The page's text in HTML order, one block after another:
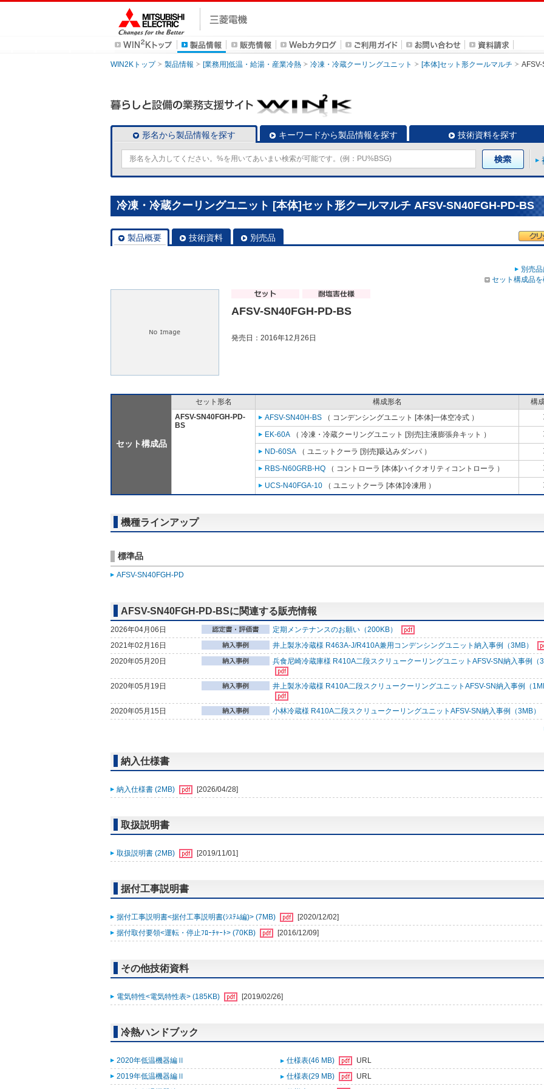
WIN2Kトップ 製品情報 [業務用]低温・給湯・産業冷熱 冷凍・冷蔵クーリングユニット [本体]セット形クールマルチ
形名から製品情報を探す キーワードから製品情報を探す 技術資料を探す
冷凍・冷蔵クーリングユニット [本体]セット形クールマルチ AFSV-SN40FGH-PD-BS
製品概要 技術資料 別売品
別売
セット構成品
AFSV-SN40FGH-PD-BS
発売日：2016年12月26日
セット構成品
セット形名 構成形名
構
AFSV-SN40FGH-PD-
BS
AFSV-SN40H-BS （ コンデンシングユニット [本体]一体空冷式 ）
EK-60A （ 冷凍・冷蔵クーリングユニット [別売]主液膨張弁キット ）
ND-60SA （ ユニットクーラ [別売]吸込みダンパ ）
RBS-N60GRB-HQ （ コントローラ [本体]ハイクオリティコントローラ ）
UCS-N40FGA-10 （ ユニットクーラ [本体]冷凍用 ）
機種ラインアップ
標準品
AFSV-SN40FGH-PD
AFSV-SN40FGH-PD-BSに関連する販売情報
2026年04月06日
定期メンテナンスのお願い（200KB）
2021年02月16日
井上製氷冷蔵様 R463A-J/R410A兼用コンデンシングユニット納入事例（3MB）
2020年05月20日
兵食尼崎冷蔵庫様 R410A二段スクリュークーリングユニットAFSV-SN納入事例（
2020年05月19日 井上製氷冷蔵様 R410A二段スクリュークーリングユニットAFSV-SN納入事例（
2020年05月15日 小林冷蔵様 R410A二段スクリュークーリングユニットAFSV-SN納入事例（3MB）
納入仕様書
納入仕様書 (2MB) [2026/04/28]
取扱説明書
取扱説明書 (2MB) [2019/11/01]
据付工事説明書
据付工事説明書<据付工事説明書(ｼｽﾃﾑ編)> (7MB)
[2020/12/02]
据付取付要領<運転・停止ﾌﾛｰﾁｬｰﾄ> (70KB)
[2016/12/09]
その他技術資料
電気特性<電気特性表> (185KB) [2019/02/26]
冷熱ハンドブック
2020年低温機器編Ⅱ 仕様表(46 MB)
URL
2019年低温機器編Ⅱ
仕様表(29 MB)
URL